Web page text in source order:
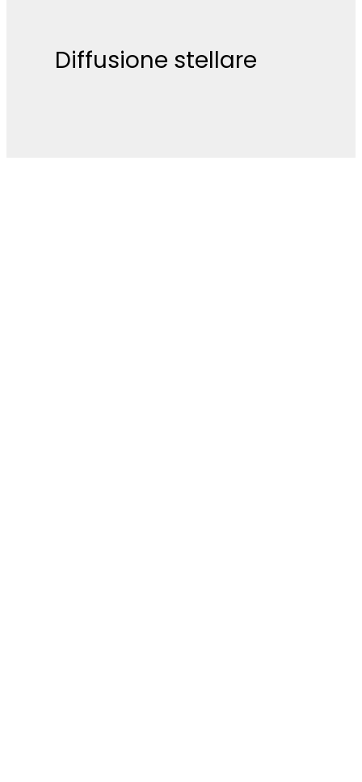
Diffusione stellare